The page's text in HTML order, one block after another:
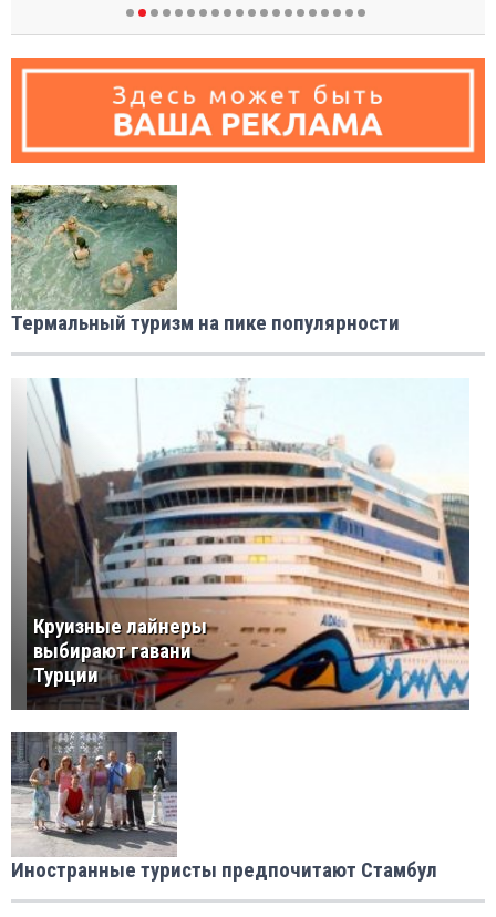
Термальный туризм на пике популярности
Круизные лайнеры
выбирают гавани
Турции
Иностранные туристы предпочитают Стамбул